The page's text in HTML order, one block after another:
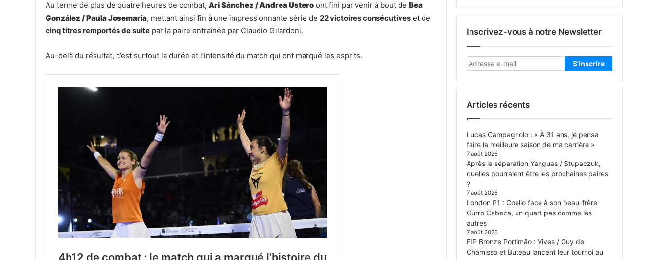
Au terme de plus de quatre heures de combat, Ari Sánchez /Andrea Ustero ont fini par venir à bout de Bea
González /Paula Josemaría, mettant ainsi fin à une impressionnante série de 22 victoires consécutives et de
cinq titres remportés de suite par la paire entraînée par Claudio Gilardoni.
Au-delà du résultat, c’est surtout la durée et l’intensité du match qui ont marqué les esprits.
Inscrivez-vous à notre Newsletter
Articles récents
Lucas Campagnolo : « À 31 ans, je pense
faire la meilleure saison de ma carrière »
7 août 2026
Après la séparation Yanguas / Stupaczuk,
quelles pourraient être les prochaines paires
?
7 août 2026
London P1 : Coello face à son beau-frère
Curro Cabeza, un quart pas comme les
autres
7 août 2026
FIP Bronze Portimão : Vives / Guy de
Chamisso et Buteau lancent leur tournoi au